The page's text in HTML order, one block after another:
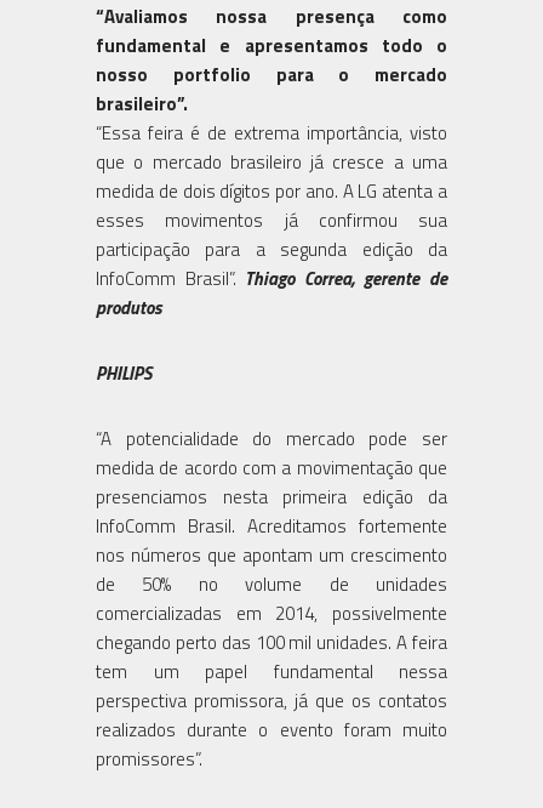
“Avaliamos nossa presença como
fundamental e apresentamos todo o
nosso portfolio para o mercado
brasileiro”.
“Essa feira é de extrema importância, visto
que o mercado brasileiro já cresce a uma
medida de dois dígitos por ano. A LG atenta a
esses movimentos já confirmou sua
participação para a segunda edição da
InfoComm Brasil”. Thiago Correa, gerente de
produtos
PHILIPS
“A potencialidade do mercado pode ser
medida de acordo com a movimentação que
presenciamos nesta primeira edição da
InfoComm Brasil. Acreditamos fortemente
nos números que apontam um crescimento
de 50% no volume de unidades
comercializadas em 2014, possivelmente
chegando perto das 100 mil unidades. A feira
tem um papel fundamental nessa
perspectiva promissora, já que os contatos
realizados durante o evento foram muito
promissores”.